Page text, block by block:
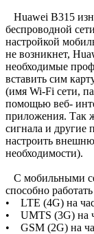
Huawei B315
беспроводной
настройкой
не возникнет,
необходимые
вставить сим
(имя Wi-Fi сети,
помощью веб-
приложения. Так
сигнала и другие
настроить
необходимости).
С мобильными
способно
• LTE (4G) на
• UMTS (3G) на
• GSM (2G) на